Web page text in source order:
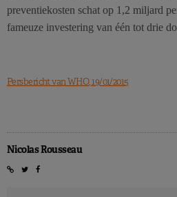
preventiekosten schat op 1,2 miljard
fameuze investering van één tot drie
Persbericht van WHO, 19/01/2015
Nicolas Rousseau